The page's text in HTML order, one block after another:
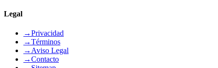
Legal
→Privacidad
→Términos
→ Aviso Legal
→Contacto